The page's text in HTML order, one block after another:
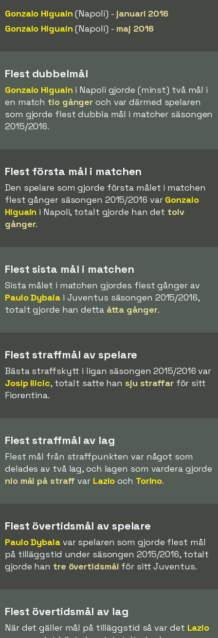
Gonzalo Higuaín (Napoli) - januari 2016
Gonzalo Higuaín (Napoli) - maj 2016
Flest dubbelmål
Gonzalo Higuaín i Napoli gjorde (minst) två mål i
en match tio gånger och var därmed spelaren
som gjorde flest dubbla mål i matcher säsongen
2015/2016.
Flest första mål i matchen
Den spelare som gjorde första målet i matchen
flest gånger säsongen 2015/2016 var Gonzalo
Higuaín i Napoli, totalt gjorde han det tolv
gånger.
Flest sista mål i matchen
Sista målet i matchen gjordes flest gånger av
Paulo Dybalai Juventus säsongen 2015/2016,
totalt gjorde han detta åtta gånger.
Flest straffmål av spelare
Bästa straffskytt i ligan säsongen 2015/2016 var
Josip Ilicic, totalt satte han sju straffarför sitt
Fiorentina.
Flest straffmål av lag
Flest mål från straffpunkten var något som
delades av två lag, och lagen som vardera gjorde
nio mål på straff var Lazio och Torino.
Flest övertidsmål av spelare
Paulo Dybalavar spelaren som gjorde flest mål
på tilläggstid under säsongen 2015/2016, totalt
gjorde han tre övertidsmål för sitt Juventus.
Flest övertidsmål av lag
När det gäller mål på tilläggstid så var det Lazio